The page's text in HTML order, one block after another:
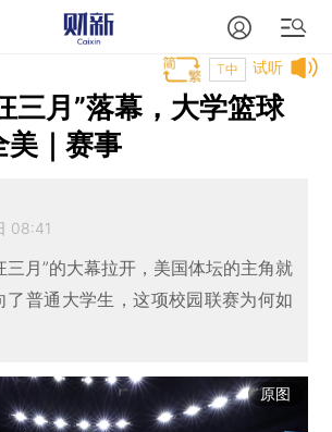
试听
T中
三月”落幕，大学篮球
美｜赛事
08:41
三月”的大幕拉开，美国体坛的主角就
了普通大学生，这项校园联赛为何如
原图